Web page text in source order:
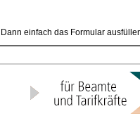
Dann einfach das Formular